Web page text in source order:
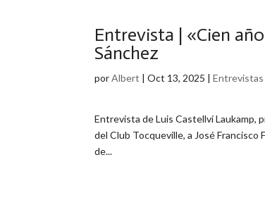
Entrevista | «Cien
Sánchez
porAlbert |Oct 13, 2025 |Entrevistas
Entrevista de Luis Castellví Laukamp,
del Club Tocqueville, a José
de...